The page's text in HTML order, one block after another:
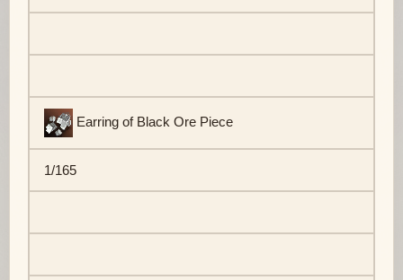
Earring of Black Ore Piece
1/165